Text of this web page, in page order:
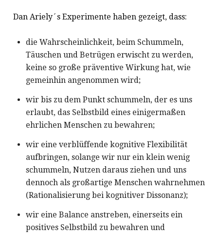
Dan Ariely´s Experimente haben gezeigt, dass:
die Wahrscheinlichkeit, beim Schummeln,
Täuschen und Betrügen erwischt zu werden,
keine so große präventive Wirkung hat, wie
gemeinhin angenommen wird;
wir bis zu dem Punkt schummeln, der es uns
erlaubt, das Selbstbild eines einigermaßen
ehrlichen Menschen zu bewahren;
wir eine verblüffende kognitive Flexibilität
aufbringen, solange wir nur ein klein wenig
schummeln, Nutzen daraus ziehen und uns
dennoch als großartige Menschen wahrnehmen
(Rationalisierung bei kognitiver Dissonanz);
wir eine Balance anstreben, einerseits ein
positives Selbstbild zu bewahren und